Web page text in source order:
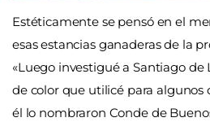
Estéticamente se pensó en el
esas estancias ganaderas de la
«Luego investigué a Santiago
de color que utilicé para algunos
él lo nombraron Conde de